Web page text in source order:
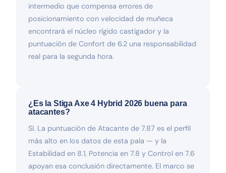
intermedio que compensa errores de
posicionamiento con velocidad de muñeca
encontrará el núcleo rígido castigador y la
puntuación de Confort de 6.2 una responsabilidad
real para la segunda hora.
¿Es la Stiga Axe 4 Hybrid 2026 buena para
atacantes?
Sí. La puntuación de Atacante de 7.87 es el perfil
más alto en los datos de esta pala — y la
Estabilidad en 8.1, Potencia en 7.8 y Control en 7.6
apoyan esa conclusión directamente. El marco se